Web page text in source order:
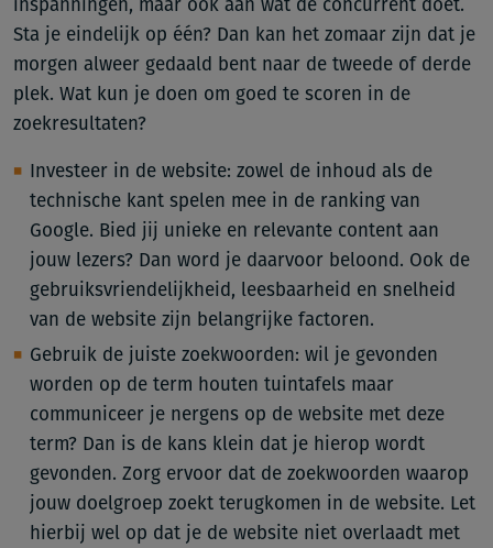
inspanningen, maar ook aan wat de concurrent doet.
Sta je eindelijk op één? Dan kan het zomaar zijn dat je
morgen alweer gedaald bent naar de tweede of derde
plek. Wat kun je doen om goed te scoren in de
zoekresultaten?
Investeer in de website: zowel de inhoud als de
technische kant spelen mee in de ranking van
Google. Bied jij unieke en relevante content aan
jouw lezers? Dan word je daarvoor beloond. Ook de
gebruiksvriendelijkheid, leesbaarheid en snelheid
van de website zijn belangrijke factoren.
Gebruik de juiste zoekwoorden: wil je gevonden
worden op de term houten tuintafels maar
communiceer je nergens op de website met deze
term? Dan is de kans klein dat je hierop wordt
gevonden. Zorg ervoor dat de zoekwoorden waarop
jouw doelgroep zoekt terugkomen in de website. Let
hierbij wel op dat je de website niet overlaadt met